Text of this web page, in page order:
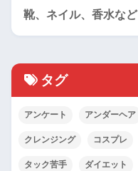
靴、ネイル、香水など
タグ
アンケート アンダーヘア
クレンジング コスプレ
タック苦手 ダイエット